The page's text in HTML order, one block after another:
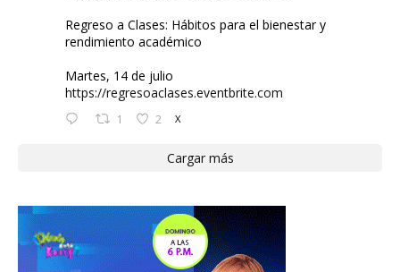
Regreso a Clases: Hábitos para el bienestar y
rendimiento académico
Martes, 14 de julio
https://regresoaclases.eventbrite.com
1 2 X
Cargar más